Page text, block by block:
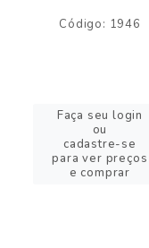
Código: 1946
Faça seu login
ou
cadastre-se
para ver preços
e comprar